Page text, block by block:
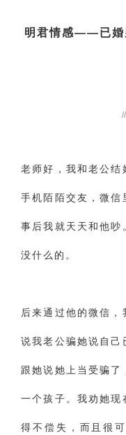
金牛座
变心 感人
失恋挽救 情绪
十二生肖 分
异地恋
挽回老公
经营婚姻 婚
备孕 产后恢复
产妇食谱 同性
交流沟通 约会
明君情感——已婚
老师好，我和老公结
手机陌陌交友，微信
事后我就天天和他吵
没什么的。
后来通过他的微信
说我老公骗她说自己
跟她说她上当受骗
一个孩子。我劝她现
得不偿失，而且很